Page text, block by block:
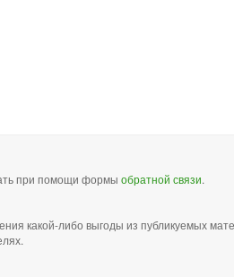
при помощи формы обратной связи.
какой-либо выгоды из публикуемых